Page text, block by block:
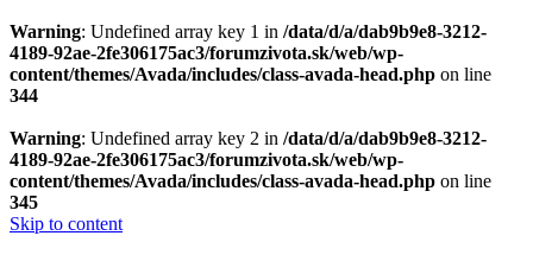
Warning: Undefined array key 1 in /data/d/a/dab9b9e8-3212-
4189-92ae-2fe306175ac3/forumzivota.sk/web/wp-
content/themes/Avada/includes/class-avada-head.php on line
344
Warning: Undefined array key 2 in /data/d/a/dab9b9e8-3212-
4189-92ae-2fe306175ac3/forumzivota.sk/web/wp-
content/themes/Avada/includes/class-avada-head.php on line
345
Skip to content